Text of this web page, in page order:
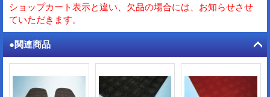
ショップカート表示と違い、欠品の場合には、お知らせさせ
ていただきます。
●関連商品